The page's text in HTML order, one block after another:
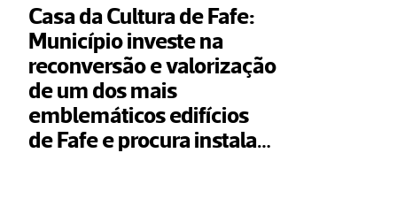
Casa da Cultura de Fafe:
Município investe na
reconversão e valorização
de um dos mais
emblemáticos edifícios
de Fafe e procura instalar